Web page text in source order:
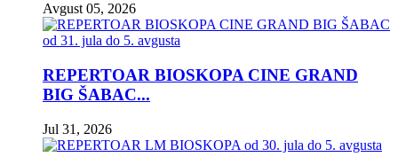
Avgust 05, 2026
REPERTOAR BIOSKOPA CINE GRAND
BIG ŠABAC...
Jul 31, 2026